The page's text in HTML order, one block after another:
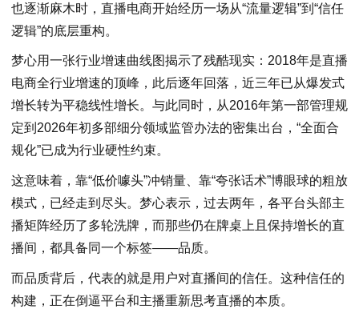
也逐渐麻木时，直播电商开始经历一场从“流量逻辑”到“信任
逻辑”的底层重构。
梦心用一张行业增速曲线图揭示了残酷现实：2018年是直播
电商全行业增速的顶峰，此后逐年回落，近三年已从爆发式
增长转为平稳线性增长。与此同时，从2016年第一部管理规
定到2026年初多部细分领域监管办法的密集出台，“全面合
规化”已成为行业硬性约束。
这意味着，靠“低价噱头”冲销量、靠“夸张话术”博眼球的粗放
模式，已经走到尽头。梦心表示，过去两年，各平台头部主
播矩阵经历了多轮洗牌，而那些仍在牌桌上且保持增长的直
播间，都具备同一个标签——品质。
而品质背后，代表的就是用户对直播间的信任。这种信任的
构建，正在倒逼平台和主播重新思考直播的本质。